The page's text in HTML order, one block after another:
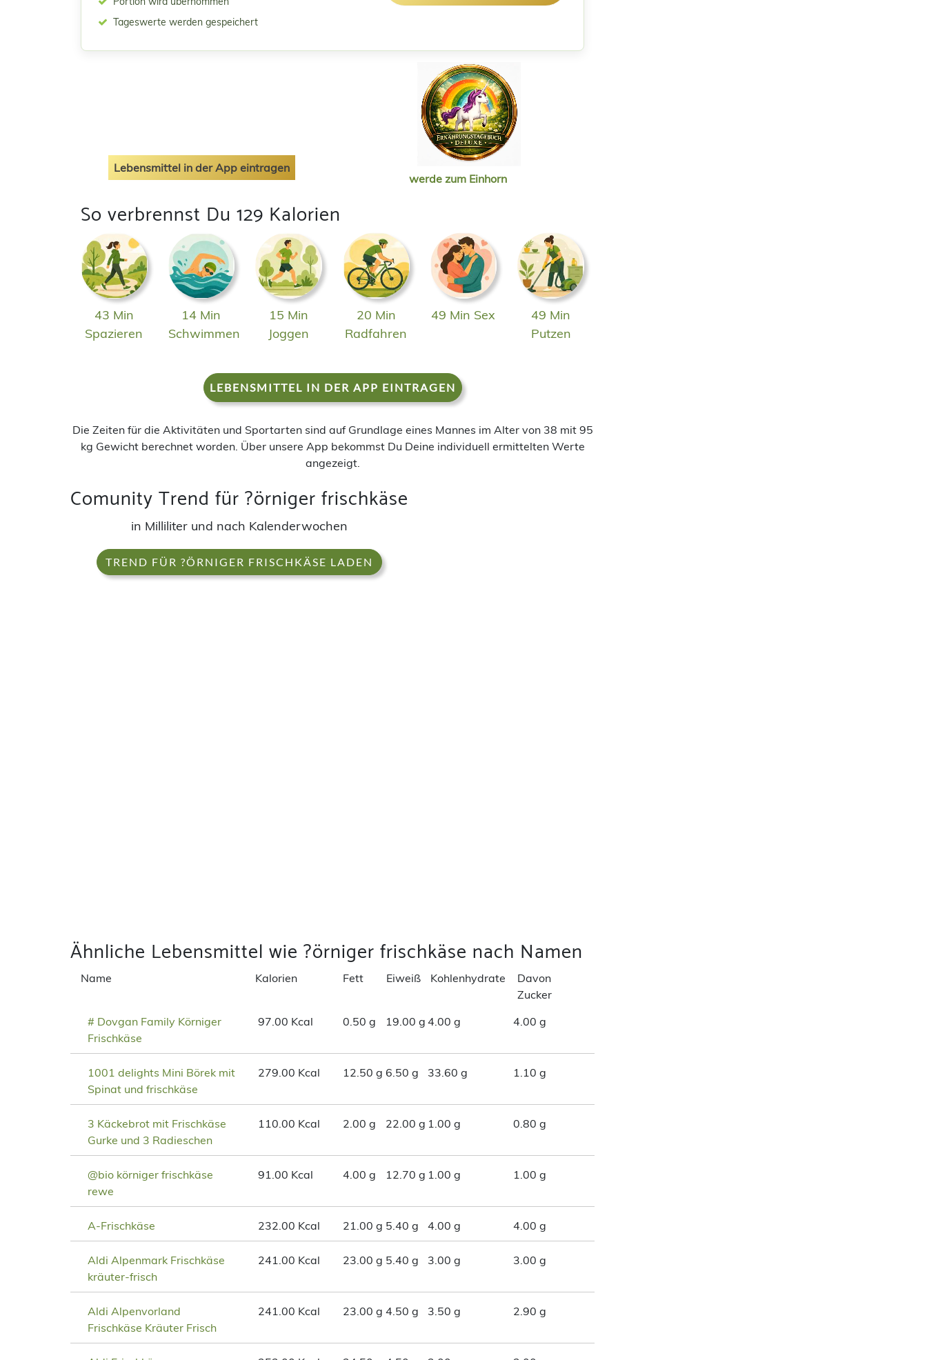
Tageswerte werden gespeichert
Lebensmittel in der App eintragen
werde zum Einhorn
So verbrennst Du 129 Kalorien
43 Min
Spazieren
14 Min
Schwimmen
15 Min
Joggen
20 Min
Radfahren
49 Min Sex
49 Min
Putzen
LEBENSMITTEL IN DER APP EINTRAGEN
Die Zeiten für die Aktivitäten und Sportarten sind auf Grundlage eines Mannes im Alter von 38 mit 95
kg Gewicht berechnet worden. Über unsere App bekommst Du Deine individuell ermittelten Werte
angezeigt.
Comunity Trend für ?örniger frischkäse
in Milliliter und nach Kalenderwochen
TREND FÜR ?ÖRNIGER FRISCHKÄSE LADEN
Ähnliche Lebensmittel wie ?örniger frischkäse nach Namen
Name Kalorien Fett Eiweiß Kohlenhydrate
Davon
Zucker
# Dovgan Family Körniger
Frischkäse
97.00 Kcal 0.50 g 19.00 g 4.00 g 4.00 g
1001 delights Mini Börek mit
Spinat und frischkäse
279.00 Kcal 12.50 g 6.50 g 33.60 g 1.10 g
3 Käckebrot mit Frischkäse
Gurke und 3 Radieschen
110.00 Kcal 2.00 g 22.00 g 1.00 g 0.80 g
@bio körniger frischkäse
rewe
91.00 Kcal 4.00 g 12.70 g 1.00 g 1.00 g
A-Frischkäse 232.00 Kcal 21.00 g 5.40 g 4.00 g 4.00 g
Aldi Alpenmark Frischkäse
kräuter-frisch
241.00 Kcal 23.00 g 5.40 g 3.00 g 3.00 g
Aldi Alpenvorland
Frischkäse Kräuter Frisch
241.00 Kcal 23.00 g 4.50 g 3.50 g 2.90 g